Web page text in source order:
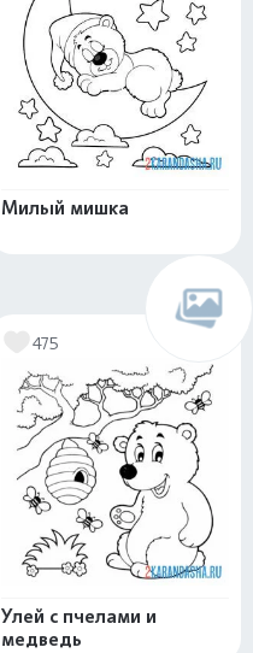
Милый мишка
475
Улей с пчелами и
медведь